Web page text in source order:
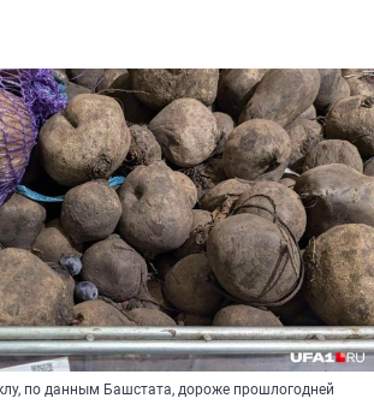
по данным Башстата, дороже прошлогодней